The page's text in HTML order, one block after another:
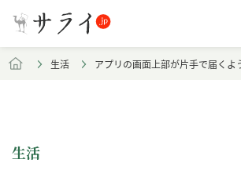
生活 アプリの画面上部が片手で届く
生活